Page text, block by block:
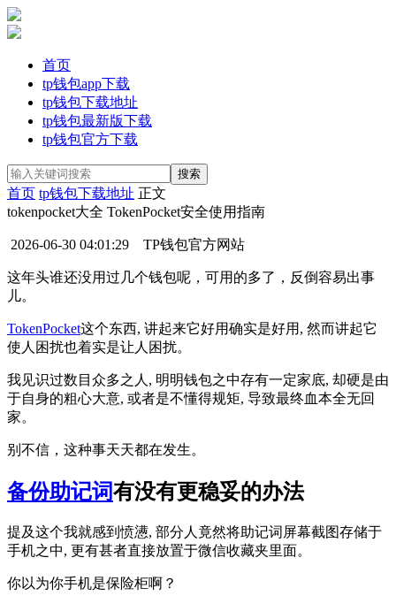
首页
tp钱包app下载
tp钱包下载地址
tp钱包最新版下载
tp钱包官方下载
首页 tp钱包下载地址 正文
tokenpocket大全 TokenPocket安全使用指南
2026-06-30 04:01:29 TP钱包官方网站
这年头谁还没用过几个钱包呢，可用的多了，反倒容易出事
儿。
TokenPocket这个东西, 讲起来它好用确实是好用, 然而讲起它
使人困扰也着实是让人困扰。
我见识过数目众多之人, 明明钱包之中存有一定家底, 却硬是由
于自身的粗心大意, 或者是不懂得规矩, 导致最终血本全无回
家。
别不信，这种事天天都在发生。
备份助记词有没有更稳妥的办法
提及这个我就感到愤懑, 部分人竟然将助记词屏幕截图存储于
手机之中, 更有甚者直接放置于微信收藏夹里面。
你以为你手机是保险柜啊？